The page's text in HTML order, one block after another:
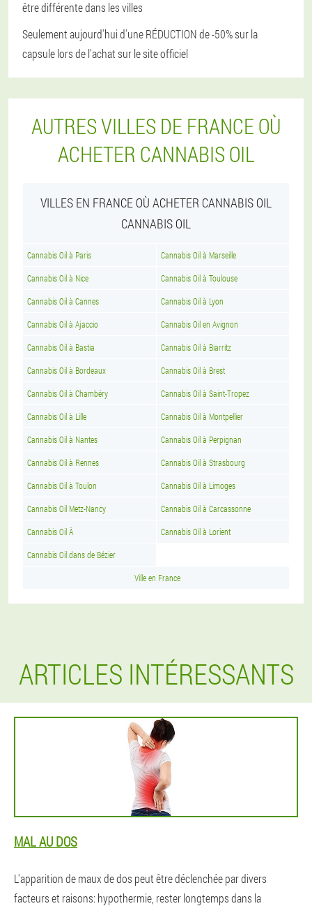
être différente dans les villes
Seulement aujourd'hui d'une RÉDUCTION de -50% sur la
capsule lors de l'achat sur le site officiel
AUTRES VILLES DE FRANCE OÙ
ACHETER CANNABIS OIL
VILLES EN FRANCE OÙ ACHETER CANNABIS OIL
CANNABIS OIL
Cannabis Oil à Paris Cannabis Oil à Marseille
Cannabis Oil à Nice Cannabis Oil à Toulouse
Cannabis Oil à Cannes Cannabis Oil à Lyon
Cannabis Oil à Ajaccio Cannabis Oil en Avignon
Cannabis Oil à Bastia Cannabis Oil à Biarritz
Cannabis Oil à Bordeaux Cannabis Oil à Brest
Cannabis Oil à Chambéry Cannabis Oil à Saint-Tropez
Cannabis Oil à Lille Cannabis Oil à Montpellier
Cannabis Oil à Nantes Cannabis Oil à Perpignan
Cannabis Oil à Rennes Cannabis Oil à Strasbourg
Cannabis Oil à Toulon Cannabis Oil à Limoges
Cannabis Oil Metz-Nancy Cannabis Oil à Carcassonne
Cannabis Oil À Cannabis Oil à Lorient
Cannabis Oil dans de Bézier
Ville en France
ARTICLES INTÉRESSANTS
MAL AU DOS
L'apparition de maux de dos peut être déclenchée par divers
facteurs et raisons: hypothermie, rester longtemps dans la